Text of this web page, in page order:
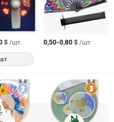
$/шт. 0,50-0,80$/шт.